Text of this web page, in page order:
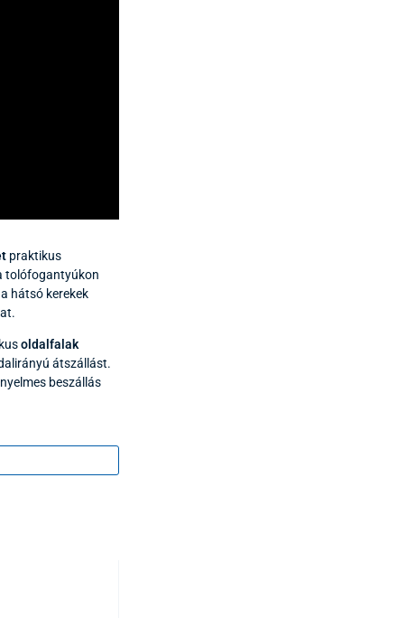
praktikus
tolófogantyúkon
hátsó kerekek
oldalfalak
átszállást.
beszállás